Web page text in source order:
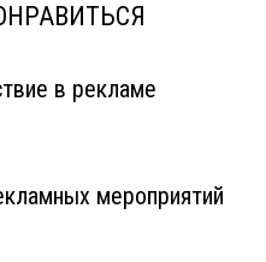
в рекламе
мероприятий